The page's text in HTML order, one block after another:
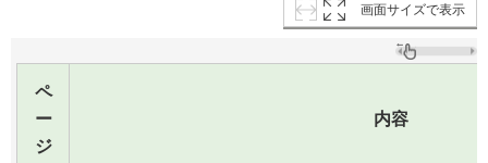
画面サイズで表示
ペ
ー
ジ
内容